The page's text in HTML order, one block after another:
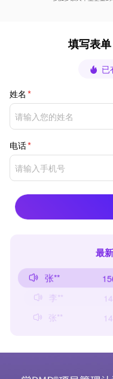
填写表
已
姓名
电话
最新
张**
李**
张**